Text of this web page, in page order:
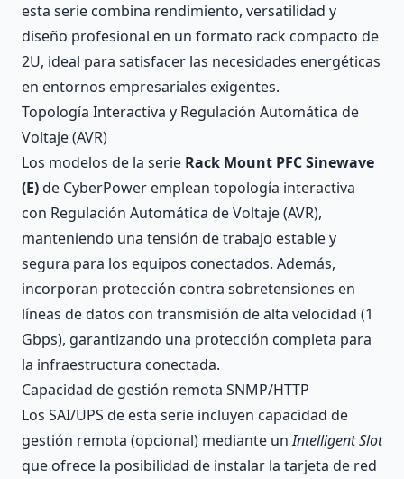
esta serie combina rendimiento, versatilidad y
diseño profesional en un formato rack compacto de
2U, ideal para satisfacer las necesidades energéticas
en entornos empresariales exigentes.
Topología Interactiva y Regulación Automática de
Voltaje (AVR)
Los modelos de la serie Rack Mount PFC Sinewave
(E)de CyberPower emplean topología interactiva
con Regulación Automática de Voltaje (AVR),
manteniendo una tensión de trabajo estable y
segura para los equipos conectados. Además,
incorporan protección contra sobretensiones en
líneas de datos con transmisión de alta velocidad (1
Gbps), garantizando una protección completa para
la infraestructura conectada.
Capacidad de gestión remota SNMP/HTTP
Los SAI/UPS de esta serie incluyen capacidad de
gestión remota (opcional) mediante unIntelligent Slot
que ofrece la posibilidad de instalar la tarjeta de red